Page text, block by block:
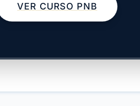
VER CURSO PNB